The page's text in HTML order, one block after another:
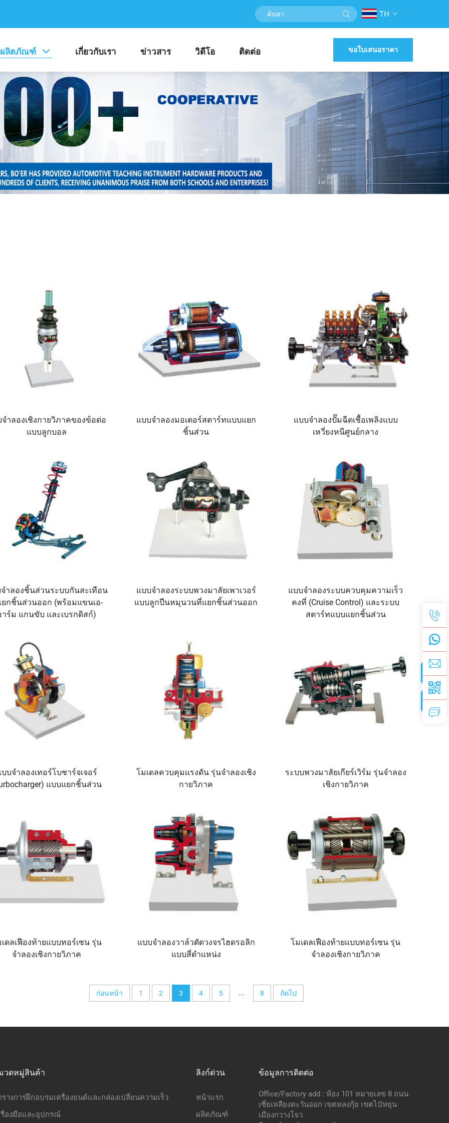
TH
ผลิตภัณฑ์ เกี่ยวกับเรา ข่าวสาร วิดีโอ ติดต่อ ขอใบเสนอราคา
ำลองเชิงกายวิภาคของข้อต่อ
แบบลูกบอล
แบบจำลองมอเตอร์สตาร์ทแบบแยก
ชิ้นส่วน
แบบจำลองปั๊มฉีดเชื้อเพลิงแบบ
เหวี่ยงหนีศูนย์กลาง
ำลองชิ้นส่วนระบบกันสะเทือน
กชิ้นส่วนออก (พร้อมแขนเอ-
าร์ม แกนขับ และเบรกดิสก์)
แบบจำลองระบบพวงมาลัยเพาเวอร์
แบบลูกปืนหมุนวนที่แยกชิ้นส่วนออก
แบบจำลองระบบควบคุมความเร็ว
คงที่ (Cruise Control) และระบบ
สตาร์ทแบบแยกชิ้นส่วน
บจำลองเทอร์โบชาร์จเจอร์
แบบแยกชิ้นส่วน
โมเดลควบคุมแรงดัน รุ่นจำลองเชิง
กายวิภาค
ระบบพวงมาลัยเกียร์เวิร์ม รุ่นจำลอง
เชิงกายวิภาค
ดลเฟืองท้ายแบบทอร์เซน รุ่น
จำลองเชิงกายวิภาค
แบบจำลองวาล์วตัดวงจรไฮดรอลิก
แบบสี่ตำแหน่ง
โมเดลเฟืองท้ายแบบทอร์เซน รุ่น
จำลองเชิงกายวิภาค
ก่อนหน้า 1 2 3 4 5 ... 8 ถัดไป
วดหมู่สินค้า
รางการฝึกอบรมเครื่องยนต์และกล่องเปลี่ยนความเร็ว
รื่องมือและอุปกรณ์
ลิงก์ด่วน
หน้าแรก
ผลิตภัณฑ์
ข้อมูลการติดต่อ
Office/Factory add : ห้อง 101 หมายเลข 8 ถนน
เซี่ยเหลียงตะวันออก เขตหลงกุ้ย เขตไป๋หยุน
เมืองกวางโจว